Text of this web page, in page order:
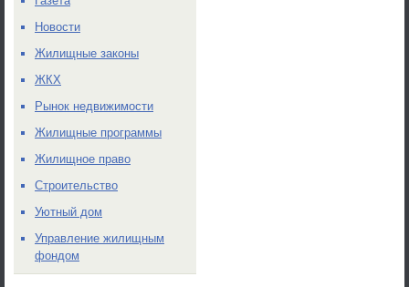
Новости
Жилищные законы
ЖКХ
Рынок недвижимости
Жилищные программы
Жилищное право
Строительство
Уютный дом
Управление жилищным
фондом